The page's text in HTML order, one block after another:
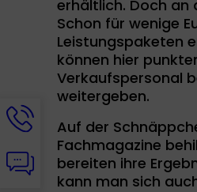
erhältlich. Doch an
Schon für wenige
Leistungspaketen
können hier
Verkaufspersonal
weitergeben.
Auf der
Fachmagazine
bereiten ihre
kann man sich
Hotline-
Informationen
werden
angezeigt
Chat-
Informationen